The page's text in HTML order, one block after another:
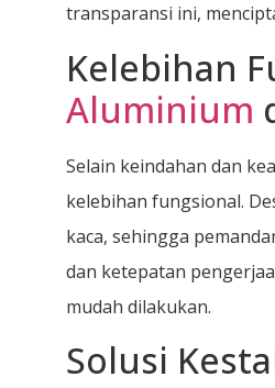
transparansi ini,
Kelebihan
Aluminium
Selain keindahan dan
kelebihan fungsional.
kaca, sehingga
dan ketepatan
mudah dilakukan.
Solusi